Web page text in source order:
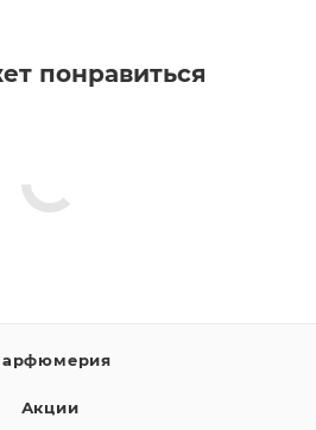
понравиться
Акции